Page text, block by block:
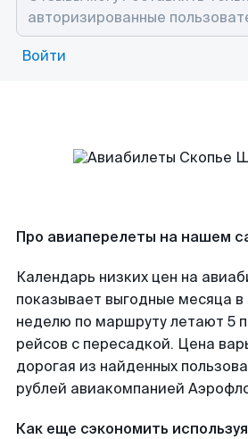
Войти
Про авиаперелеты на нашем
Календарь низких цен на
показывает выгодные месяца
неделю по маршруту летают 5
рейсов с пересадкой. Цена
дорогая из найденных
рублей авиакомпанией
Как еще сэкономить